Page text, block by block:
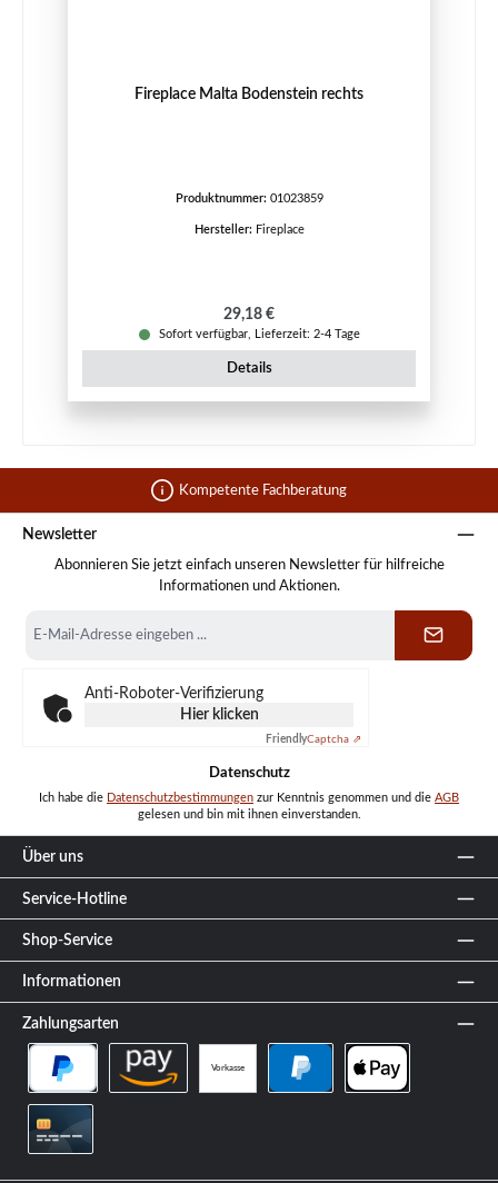
Fireplace Malta Bodenstein rechts
Produktnummer: 01023859
Hersteller: Fireplace
Regulärer Preis:
29,18 €
Sofort verfügbar, Lieferzeit: 2-4 Tage
Details
Kompetente Fachberatung
Newsletter
Abonnieren Sie jetzt einfach unseren Newsletter für hilfreiche
Informationen und Aktionen.
Mail-
Anti-Roboter-Verifizierung
Hier klicken
FriendlyCaptcha ⇗
Datenschutz
Ich habe die Datenschutzbestimmungen zur Kenntnis genommen und die AGB
gelesen und bin mit ihnen einverstanden.
Über uns
Service-Hotline
Shop-Service
Informationen
Zahlungsarten
Vorkasse
PayPal Später Bezahlen